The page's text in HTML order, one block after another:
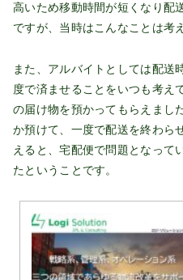
高いため移動時間が短くなり配
ですが、当時はこんなことは考
また、アルバイトとしては配送
度で済ませることをいつも考え
の届け物を預かってもらえまし
か預けて、一度で配送を終わら
えると、宅配便で問題となって
たということです。